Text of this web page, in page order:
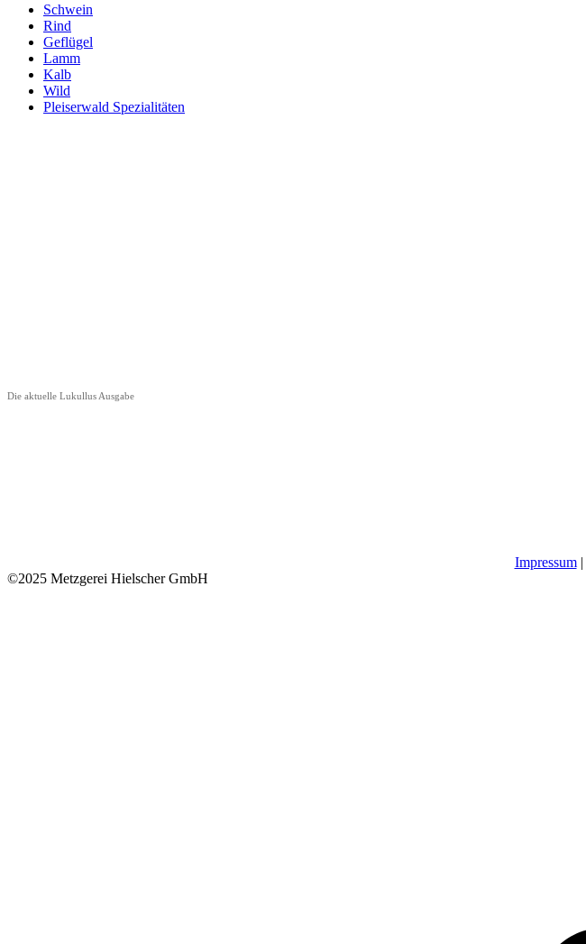
Schwein
Rind
Geflügel
Lamm
Kalb
Wild
Pleiserwald Spezialitäten
Die aktuelle Lukullus Ausgabe
Impressum|
©2025 Metzgerei Hielscher GmbH